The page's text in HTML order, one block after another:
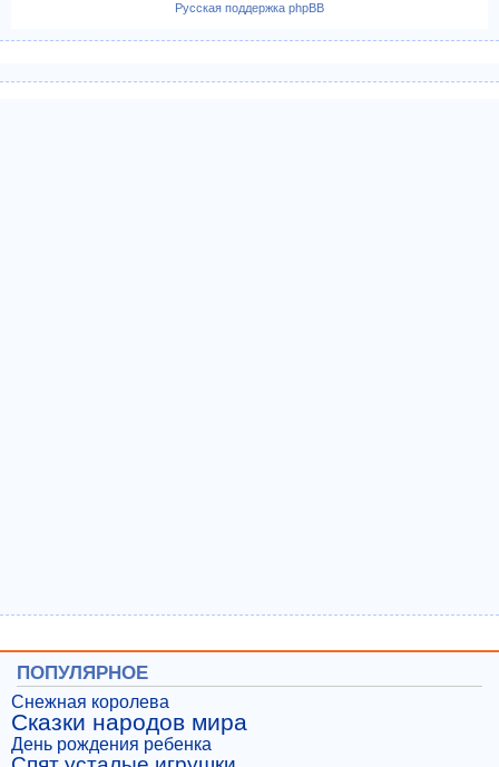
Русская поддержка phpBB
ПОПУЛЯРНОЕ
Снежная королева
Сказки народов мира
День рождения ребенка